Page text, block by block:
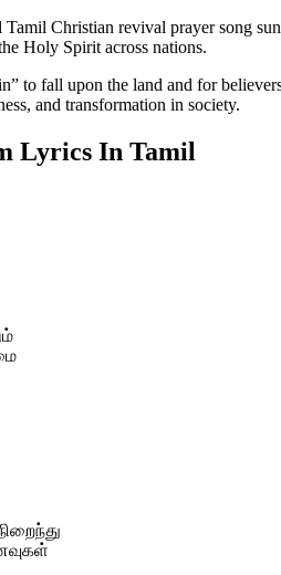
Christian revival prayer song
Holy Spirit across nations.
to fall upon the land and for
and transformation in society.
Lyrics In Tamil